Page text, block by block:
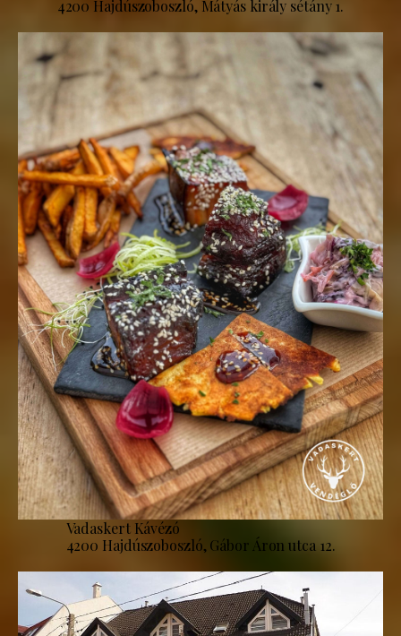
4200 Hajdúszoboszló, Mátyás király sétány 1.
Vadaskert Kávézó
4200 Hajdúszoboszló, Gábor Áron utca 12.